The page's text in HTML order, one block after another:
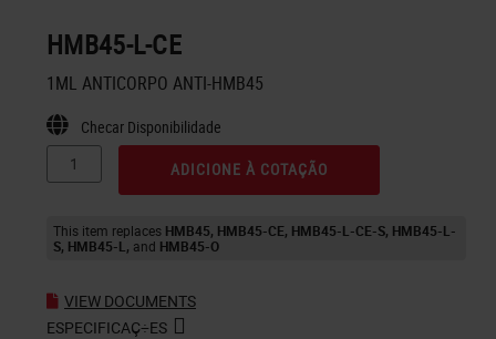
HMB45-L-CE
1ML ANTICORPO ANTI-HMB45
Checar Disponibilidade
ADICIONE À COTAÇÃO
This item replaces HMB45 HMB45-CE HMB45-L-CE-S HMB45-L-
S HMB45-L HMB45-O
VIEW DOCUMENTS
ESPECIFICAÇ÷ES